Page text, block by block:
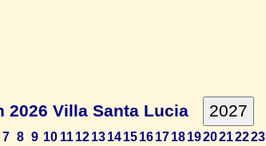
2026 Villa Santa Lucia
7 8 9 10 11 121314151617181920212223